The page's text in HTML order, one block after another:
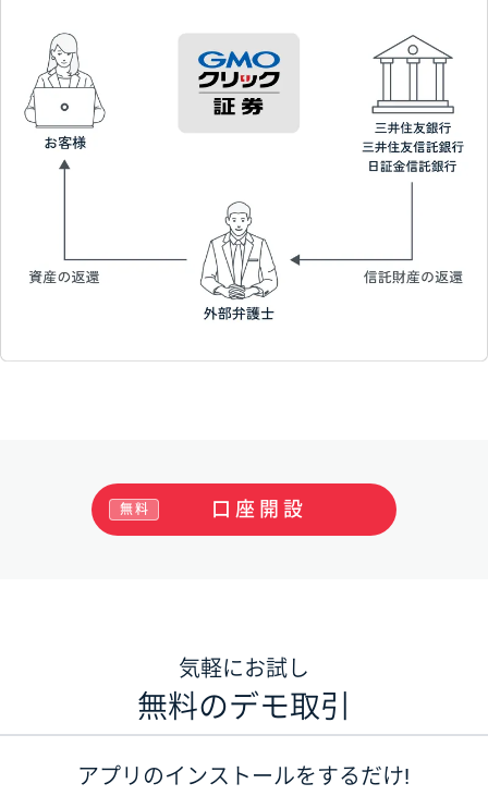
口座開設
無料
気軽にお試し
無料のデモ取引
アプリのインストールをするだけ!